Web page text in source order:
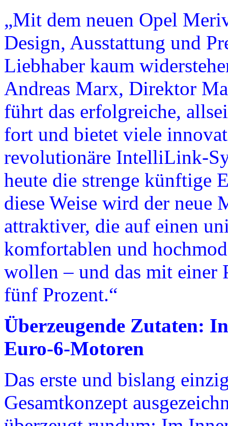
„Mit dem neuen Opel
Design, Ausstattung und
Liebhaber kaum
Andreas Marx, Direktor
führt das erfolgreiche,
fort und bietet viele
revolutionäre IntelliLink-
heute die strenge künftige
diese Weise wird der neue
attraktiver, die auf einen
komfortablen und
wollen – und das mit einer
fünf Prozent.“
Überzeugende Zutaten:
Euro-6-Motoren
Das erste und bislang
Gesamtkonzept